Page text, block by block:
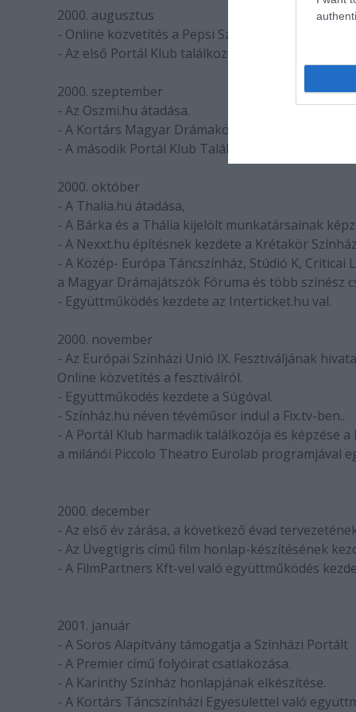
2000. augusztus
- Online közvetítés a Pepsi Sziget Színház- és
- Az első Portál Klub találkozó.
2000. szeptember
- Az Oszmi.hu átadása.
- A Kortárs Magyar Drámakönyvtár építésének
- A második Portál Klub Találkozó.
2000. október
- A Thalia.hu átadása,
- A Bárka és a Thália kijelölt munkatársainak
- A Nexxt.hu építésnek kezdete a Krétakör
- A Közép- Európa Táncszínház, Stúdió K, Criticai
a Magyar Drámajátszók Fóruma és több színész
- Együttműködés kezdete az Interticket.hu val.
2000. november
- Az Európai Színházi Unió IX. Fesztiváljának
Online közvetítés a fesztiválról.
- Együttműködés kezdete a Súgóval.
- Színház.hu néven tévéműsor indul a Fix.tv-ben..
- A Portál Klub harmadik találkozója és képzése
a milánói Piccolo Theatro Eurolab programjával
2000. december
- Az első év zárása, a következő évad
- Az Üvegtigris című film honlap-készítésének
- A FilmPartners Kft-vel való együttműködés
2001. január
- A Soros Alapítvány támogatja a Színházi Portált
- A Premier című folyóirat csatlakozása.
- A Karinthy Színház honlapjának elkészítése.
- A Kortárs Táncszínházi Egyesülettel való